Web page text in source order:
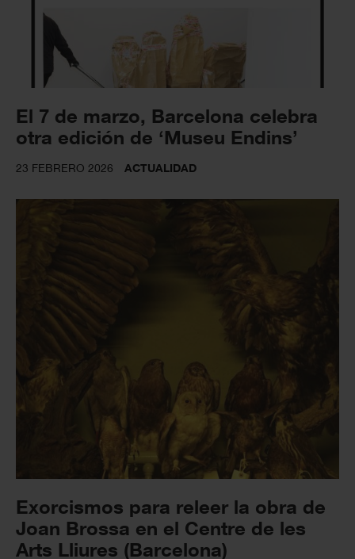
El 7 de marzo, Barcelona celebra
otra edición de ‘Museu Endins’
23 FEBRERO 2026 ACTUALIDAD
Exorcismos para releer la obra de
Joan Brossa en el Centre de les
Arts Lliures (Barcelona)